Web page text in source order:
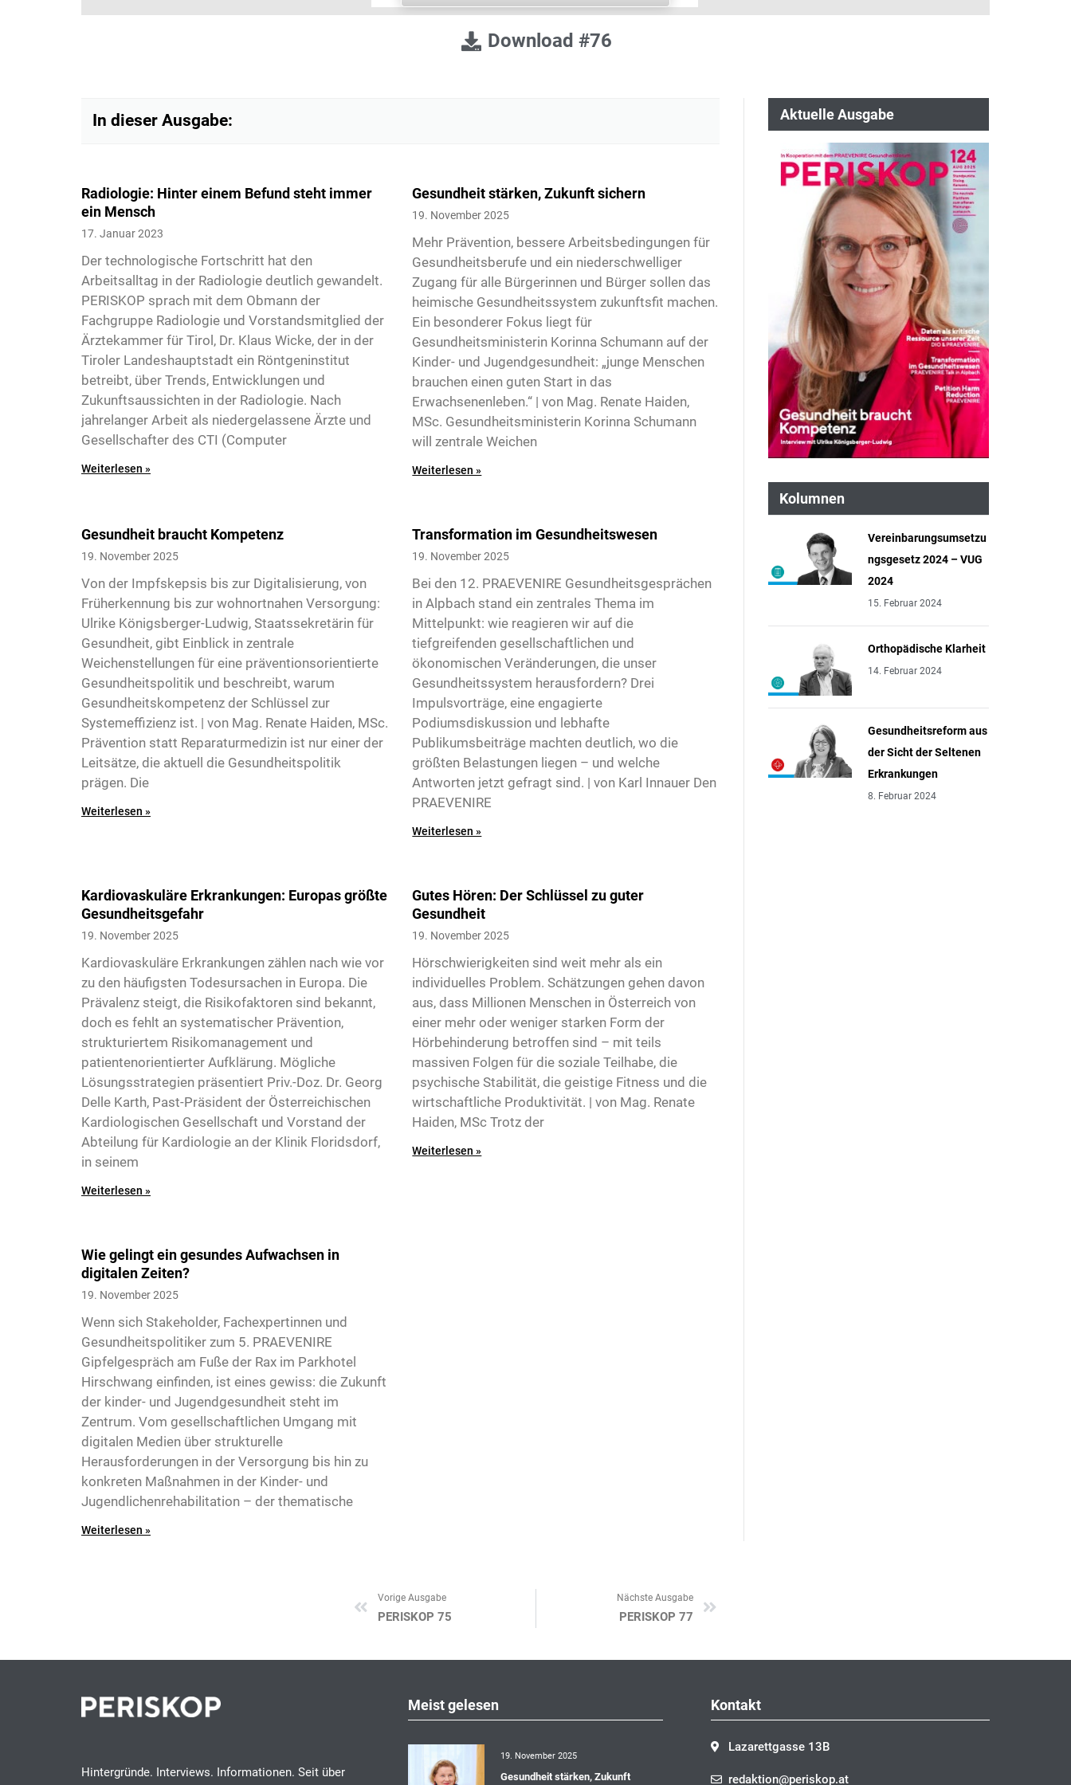
Download #76
In dieser Ausgabe:
Radiologie: Hinter einem Befund steht immer
ein Mensch
17. Januar 2023
Der technologische Fortschritt hat den
Arbeitsalltag in der Radiologie deutlich gewandelt.
PERISKOP sprach mit dem Obmann der
Fachgruppe Radiologie und Vorstandsmitglied der
Ärztekammer für Tirol, Dr. Klaus Wicke, der in der
Tiroler Landeshauptstadt ein Röntgeninstitut
betreibt, über Trends, Entwicklungen und
Zukunftsaussichten in der Radiologie. Nach
jahrelanger Arbeit als niedergelassene Ärzte und
Gesellschafter des CTI (Computer
Weiterlesen »
Gesundheit stärken, Zukunft sichern
19. November 2025
Mehr Prävention, bessere Arbeitsbedingungen für
Gesundheitsberufe und ein niederschwelliger
Zugang für alle Bürgerinnen und Bürger sollen das
heimische Gesundheitssystem zukunftsfit machen.
Ein besonderer Fokus liegt für
Gesundheitsministerin Korinna Schumann auf der
Kinder- und Jugendgesundheit: „junge Menschen
brauchen einen guten Start in das
Erwachsenenleben.“ | von Mag. Renate Haiden,
MSc. Gesundheitsministerin Korinna Schumann
will zentrale Weichen
Weiterlesen »
Gesundheit braucht Kompetenz
19. November 2025
Von der Impfskepsis bis zur Digitalisierung, von
Früherkennung bis zur wohnortnahen Versorgung:
Ulrike Königsberger-Ludwig, Staatssekretärin für
Gesundheit, gibt Einblick in zentrale
Weichenstellungen für eine präventionsorientierte
Gesundheitspolitik und beschreibt, warum
Gesundheitskompetenz der Schlüssel zur
Systemeffizienz ist. | von Mag. Renate Haiden, MSc.
Prävention statt Reparaturmedizin ist nur einer der
Leitsätze, die aktuell die Gesundheitspolitik
prägen. Die
Weiterlesen »
Transformation im Gesundheitswesen
19. November 2025
Bei den 12. PRAEVENIRE Gesundheitsgesprächen
in Alpbach stand ein zentrales Thema im
Mittelpunkt: wie reagieren wir auf die
tiefgreifenden gesellschaftlichen und
ökonomischen Veränderungen, die unser
Gesundheitssystem herausfordern? Drei
Impulsvorträge, eine engagierte
Podiumsdiskussion und lebhafte
Publikumsbeiträge machten deutlich, wo die
größten Belastungen liegen – und welche
Antworten jetzt gefragt sind. | von Karl Innauer Den
PRAEVENIRE
Weiterlesen »
Kardiovaskuläre Erkrankungen: Europas größte
Gesundheitsgefahr
19. November 2025
Kardiovaskuläre Erkrankungen zählen nach wie vor
zu den häufigsten Todesursachen in Europa. Die
Prävalenz steigt, die Risikofaktoren sind bekannt,
doch es fehlt an systematischer Prävention,
strukturiertem Risikomanagement und
patientenorientierter Aufklärung. Mögliche
Lösungsstrategien präsentiert Priv.-Doz. Dr. Georg
Delle Karth, Past-Präsident der Österreichischen
Kardiologischen Gesellschaft und Vorstand der
Abteilung für Kardiologie an der Klinik Floridsdorf,
in seinem
Weiterlesen »
Gutes Hören: Der Schlüssel zu guter
Gesundheit
19. November 2025
Hörschwierigkeiten sind weit mehr als ein
individuelles Problem. Schätzungen gehen davon
aus, dass Millionen Menschen in Österreich von
einer mehr oder weniger starken Form der
Hörbehinderung betroffen sind – mit teils
massiven Folgen für die soziale Teilhabe, die
psychische Stabilität, die geistige Fitness und die
wirtschaftliche Produktivität. | von Mag. Renate
Haiden, MSc Trotz der
Weiterlesen »
Wie gelingt ein gesundes Aufwachsen in
digitalen Zeiten?
19. November 2025
Wenn sich Stakeholder, Fachexpertinnen und
Gesundheitspolitiker zum 5. PRAEVENIRE
Gipfelgespräch am Fuße der Rax im Parkhotel
Hirschwang einfinden, ist eines gewiss: die Zukunft
der kinder- und Jugendgesundheit steht im
Zentrum. Vom gesellschaftlichen Umgang mit
digitalen Medien über strukturelle
Herausforderungen in der Versorgung bis hin zu
konkreten Maßnahmen in der Kinder- und
Jugendlichenrehabilitation – der thematische
Weiterlesen »
Aktuelle Ausgabe
Kolumnen
Vereinbarungsumsetzu
ngsgesetz 2024 – VUG
2024
15. Februar 2024
Orthopädische Klarheit
14. Februar 2024
Gesundheitsreform aus
der Sicht der Seltenen
Erkrankungen
8. Februar 2024
Zurück
Vorige Ausgabe
PERISKOP 75
Nächste Ausgabe
PERISKOP 77
Hintergründe. Interviews. Informationen. Seit über
Meist gelesen
19. November 2025
Gesundheit stärken, Zukunft
Kontakt
Lazarettgasse 13B
redaktion@periskop.at